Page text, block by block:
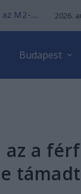
M2-... 2026.
Budapest
az a
támadt